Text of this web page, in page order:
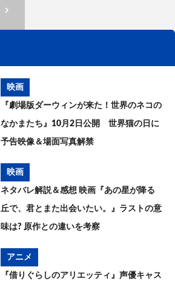
映画
『劇場版ダーウィンが来た！世界のネコの
なかまたち』10月2日公開 世界猫の日に
予告映像＆場面写真解禁
映画
ネタバレ解説＆感想 映画『あの星が降る
丘で、君とまた出会いたい。』ラストの意
味は? 原作との違いを考察
アニメ
『借りぐらしのアリエッティ』声優キャス